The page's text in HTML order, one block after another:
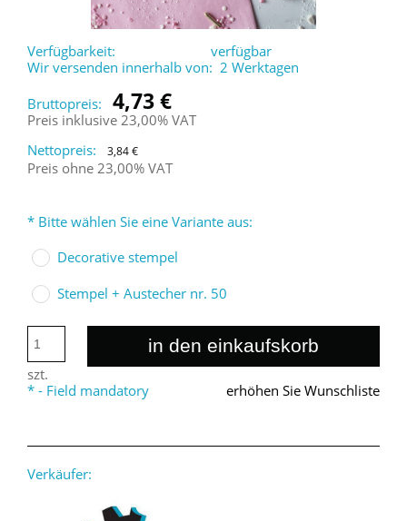
Verfügbarkeit:
verfügbar
Wir versenden innerhalb von: 2 Werktagen
Bruttopreis:
4,73 €
Preis inklusive 23,00% VAT
Nettopreis:
3,84 €
Preis ohne 23,00% VAT
* Bitte wählen Sie eine Variante aus:
Decorative stempel
Stempel + Austecher nr. 50
szt.
in den einkaufskorb
erhöhen Sie Wunschliste
* - Field mandatory
Verkäufer: